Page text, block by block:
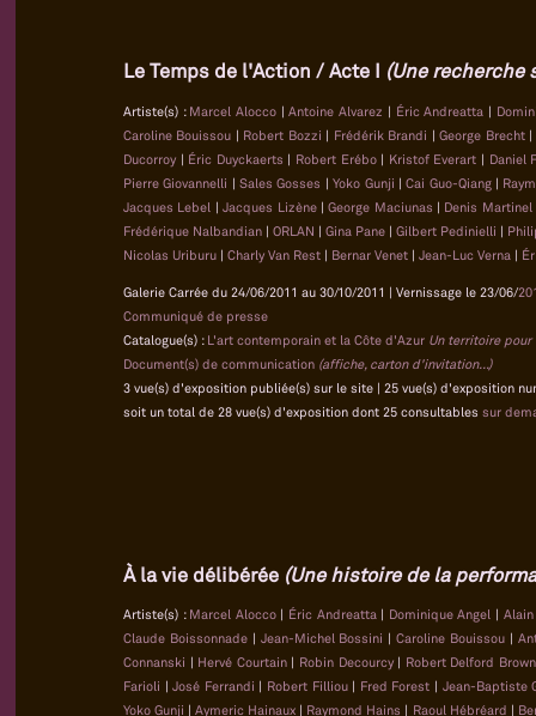
Le Temps de l'Action / Acte I (Une recherche
Artiste(s) : Marcel Alocco |Antoine Alvarez | Éric Andreatta |
Caroline Bouissou | Robert Bozzi | Frédérik Brandi |George Brecht |
Ducorroy | Éric Duyckaerts | Robert Erébo | Kristof Everart | Daniel
Pierre Giovannelli |Sales Gosses |Yoko Gunji |Cai Guo-Qiang |
Jacques Lebel |Jacques Lizène |George Maciunas | Denis Martinel
Frédérique Nalbandian | ORLAN | Gina Pane | Gilbert Pedinielli |
Nicolas Uriburu | Charly Van Rest | Bernar Venet | Jean-Luc Verna |
Galerie Carrée du 24/06/2011 au 30/10/2011 | Vernissage le 23/06/
Communiqué de presse
Catalogue(s) : L'art contemporain et la Côte d'Azur Un territoire
Document(s) de communication (affiche, carton d'invitation...)
3 vue(s) d'exposition publiée(s) sur le site | 25 vue(s) d'exposition
soit un total de 28 vue(s) d'exposition dont 25 consultables sur
À la vie délibérée (Une histoire de la
Artiste(s) : Marcel Alocco | Éric Andreatta | Dominique Angel |
Claude Boissonnade | Jean-Michel Bossini |Caroline Bouissou |
Connanski | Hervé Courtain | Robin Decourcy | Robert Delford
Farioli |José Ferrandi | Robert Filliou | Fred Forest | Jean-Baptiste
Yoko Gunji |Aymeric Hainaux | Raymond Hains | Raoul Hébréard |